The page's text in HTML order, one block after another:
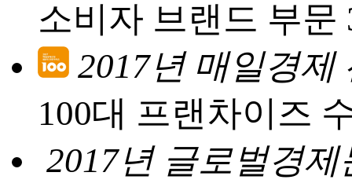
소비자 브랜드 부문
2017년 매일경제
100대 프랜차이즈
2017년 글로벌경